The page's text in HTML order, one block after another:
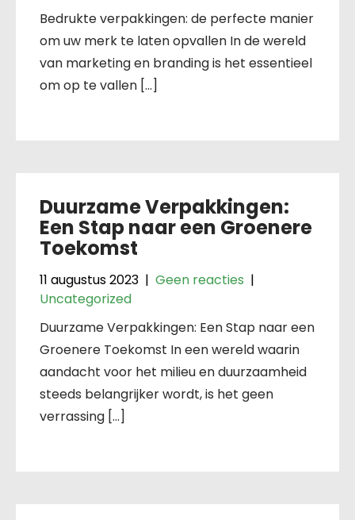
Bedrukte verpakkingen: de perfecte manier
om uw merk te laten opvallen In de wereld
van marketing en branding is het essentieel
om op te vallen […]
Duurzame Verpakkingen:
Een Stap naar een Groenere
Toekomst
11 augustus 2023 | Geen reacties |
Uncategorized
Duurzame Verpakkingen: Een Stap naar een
Groenere Toekomst In een wereld waarin
aandacht voor het milieu en duurzaamheid
steeds belangrijker wordt, is het geen
verrassing […]